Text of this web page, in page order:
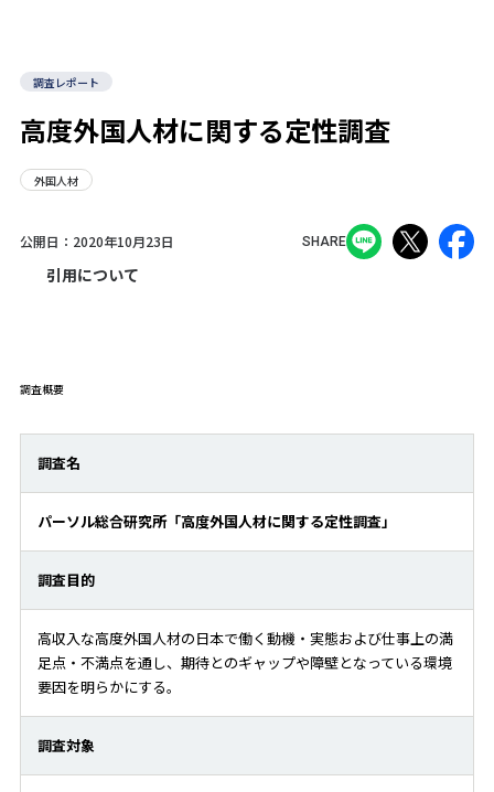
調査レポート
高度外国人材に関する定性調査
外国人材
公開日： 2020年10月23日 SHARE
引用について
調査概要
調査名
パーソル総合研究所「高度外国人材に関する定性調査」
調査目的
高収入な高度外国人材の日本で働く動機・実態および仕事上の満
足点・不満点を通し、期待とのギャップや障壁となっている環境
要因を明らかにする。
調査対象